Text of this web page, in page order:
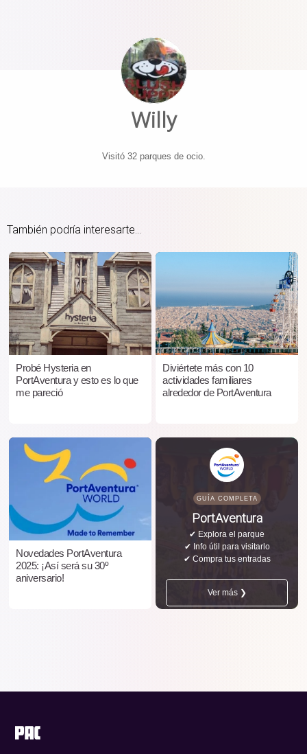
Willy
Visitó 32 parques de ocio.
También podría interesarte...
Probé Hysteria en
PortAventura y esto es lo que
me pareció
Diviértete más con 10
actividades familiares
alrededor de PortAventura
Novedades PortAventura
2025: ¡Así será su 30º
aniversario!
GUÍA COMPLETA
PortAventura
✔ Explora el parque
✔ Info útil para visitarlo
✔ Compra tus entradas
Ver más ❯